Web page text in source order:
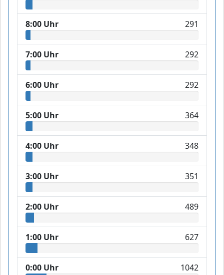
8:00 Uhr 291
7:00 Uhr 292
6:00 Uhr 292
5:00 Uhr 364
4:00 Uhr 348
3:00 Uhr 351
2:00 Uhr 489
1:00 Uhr 627
0:00 Uhr 1042